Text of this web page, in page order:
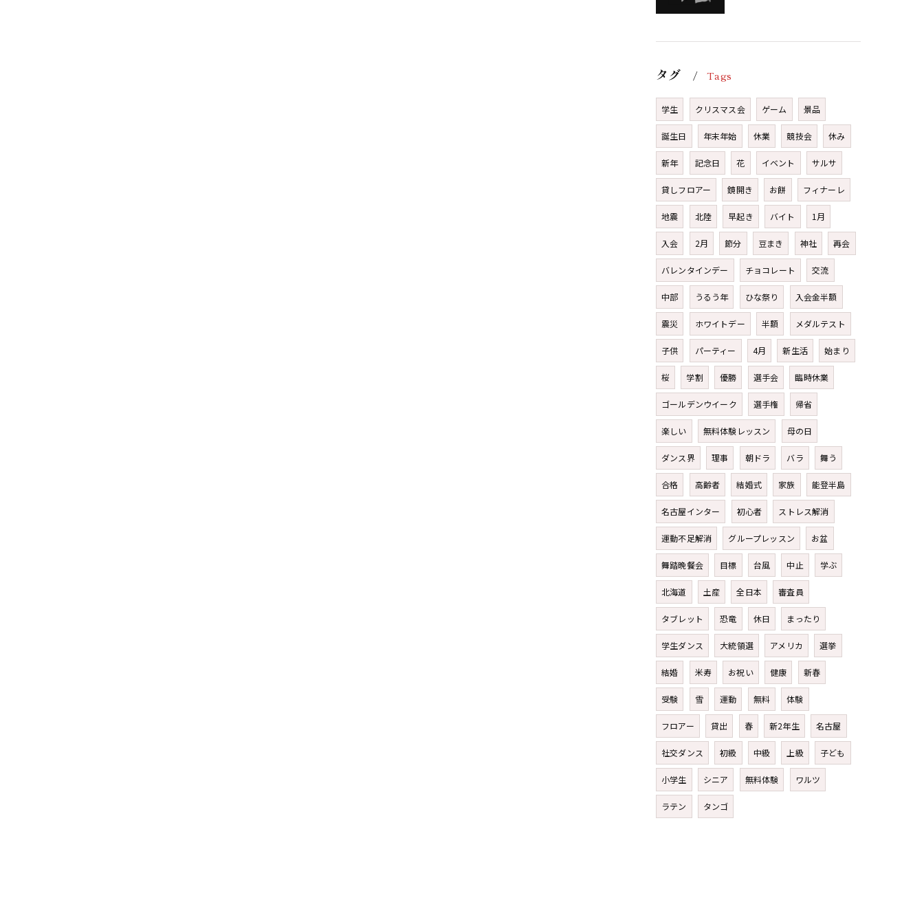
タグ Tags
学生 クリスマス会 ゲーム 景品
誕生日 年末年始 休業 競技会 休み
新年 記念日 花 イベント サルサ
貸しフロアー 鏡開き お餅 フィナーレ
地震 北陸 早起き バイト 1月
入会 2月 節分 豆まき 神社 再会
バレンタインデー チョコレート 交流
中部 うるう年 ひな祭り 入会金半額
震災 ホワイトデー 半額 メダルテスト
子供 パーティー 4月 新生活 始まり
桜 学割 優勝 選手会 臨時休業
ゴールデンウイーク 選手権 帰省
楽しい 無料体験レッスン 母の日
ダンス界 理事 朝ドラ バラ 舞う
合格 高齢者 結婚式 家族 能登半島
名古屋インター 初心者 ストレス解消
運動不足解消 グループレッスン お盆
舞踏晩餐会 目標 台風 中止 学ぶ
北海道 土産 全日本 審査員
タブレット 恐竜 休日 まったり
学生ダンス 大統領選 アメリカ 選挙
結婚 米寿 お祝い 健康 新春
受験 雪 運動 無料 体験
フロアー 貸出 春 新2年生 名古屋
社交ダンス 初級 中級 上級 子ども
小学生 シニア 無料体験 ワルツ
ラテン タンゴ